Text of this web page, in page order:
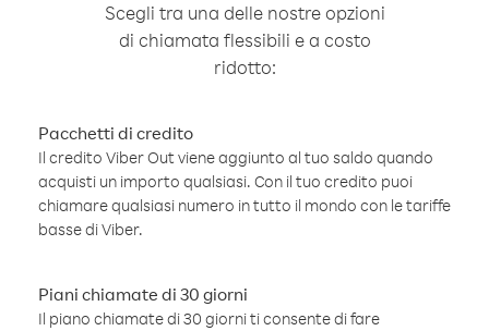
Scegli tra una delle nostre opzioni
di chiamata flessibili e a costo
ridotto:
Pacchetti di credito
Il credito Viber Out viene aggiunto al tuo saldo quando
acquisti un importo qualsiasi. Con il tuo credito puoi
chiamare qualsiasi numero in tutto il mondo con le tariffe
basse di Viber.
Piani chiamate di 30 giorni
Il piano chiamate di 30 giorni ti consente di fare